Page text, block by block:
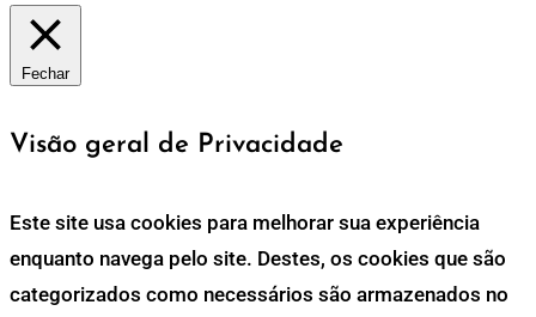
Fechar
Visão geral de Privacidade
Este site usa cookies para melhorar sua experiência
enquanto navega pelo site. Destes, os cookies que são
categorizados como necessários são armazenados no